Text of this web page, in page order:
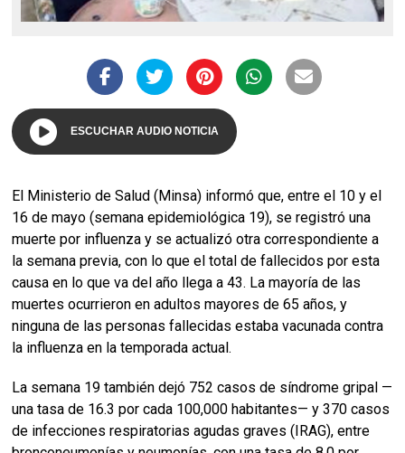
ESCUCHAR AUDIO NOTICIA
El Ministerio de Salud (Minsa) informó que, entre el 10 y el
16 de mayo (semana epidemiológica 19), se registró una
muerte por influenza y se actualizó otra correspondiente a
la semana previa, con lo que el total de fallecidos por esta
causa en lo que va del año llega a 43. La mayoría de las
muertes ocurrieron en adultos mayores de 65 años, y
ninguna de las personas fallecidas estaba vacunada contra
la influenza en la temporada actual.
La semana 19 también dejó 752 casos de síndrome gripal —
una tasa de 16.3 por cada 100,000 habitantes— y 370 casos
de infecciones respiratorias agudas graves (IRAG), entre